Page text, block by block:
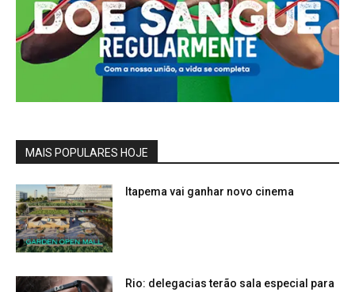
MAIS POPULARES HOJE
Itapema vai ganhar novo cinema
Rio: delegacias terão sala especial para